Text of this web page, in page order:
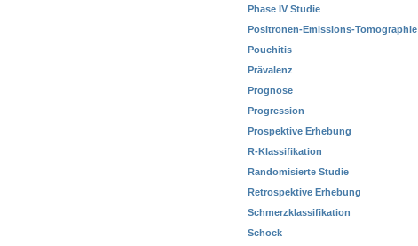
Phase IV Studie
Positronen-Emissions-Tomographie
Pouchitis
Prävalenz
Prognose
Progression
Prospektive Erhebung
R-Klassifikation
Randomisierte Studie
Retrospektive Erhebung
Schmerzklassifikation
Schock